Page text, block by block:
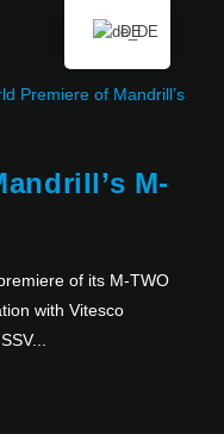
M-
of its M-TWO
with Vitesco
DE